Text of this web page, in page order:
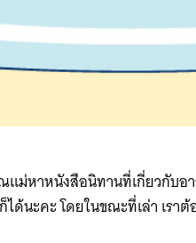
หาหนังสือนิทานที่เกี่ยวกับอ
ด้นะคะ โดยในขณะที่เล่า เร